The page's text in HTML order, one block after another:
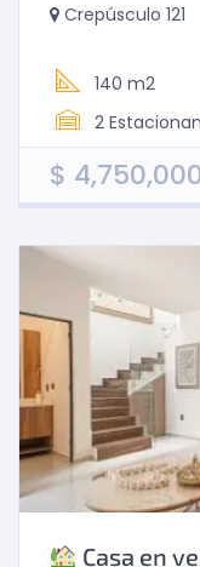
Crepúsculo 121
140 m2
2
$
Casa en venta al Sur